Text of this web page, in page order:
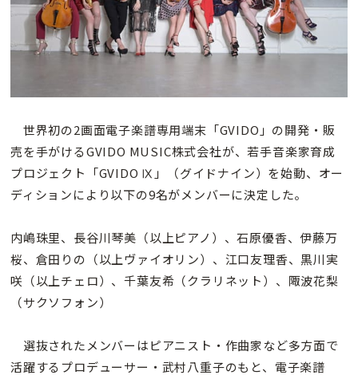
世界初の2画面電子楽譜専用端末「GVIDO」の開発・販
売を手がけるGVIDO MUSIC株式会社が、若手音楽家育成
プロジェクト「GVIDO Ⅸ」（グイドナイン）を始動、オー
ディションにより以下の9名がメンバーに決定した。
内嶋珠里、長谷川琴美（以上ピアノ）、石原優香、伊藤万
桜、倉田りの（以上ヴァイオリン）、江口友理香、黒川実
咲（以上チェロ）、千葉友希（クラリネット）、陬波花梨
（サクソフォン）
選抜されたメンバーはピアニスト・作曲家など多方面で
活躍するプロデューサー・武村八重子のもと、電子楽譜